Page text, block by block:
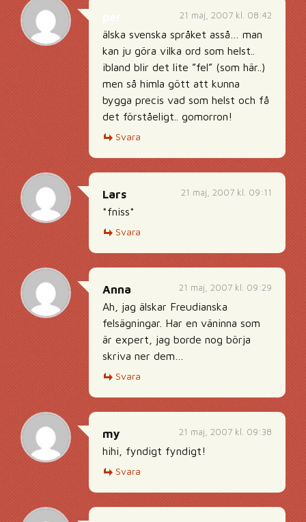
21 maj, 2007 kl. 08:42
älska svenska språket asså… man
kan ju göra vilka ord som helst..
ibland blir det lite ”fel” (som här..)
men så himla gött att kunna
bygga precis vad som helst och få
det förståeligt.. gomorron!
Svara
21 maj, 2007 kl. 09:11
Lars
*fniss*
Svara
21 maj, 2007 kl. 09:29
Anna
Ah, jag älskar Freudianska
felsägningar. Har en väninna som
är expert, jag borde nog börja
skriva ner dem…
Svara
21 maj, 2007 kl. 09:38
my
hihi, fyndigt fyndigt!
Svara